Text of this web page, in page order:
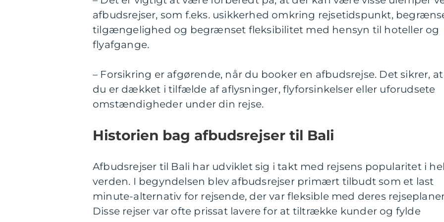
afbudsrejser, som f.eks. usikkerhed omkring rejsetidspunkt,
tilgængelighed og begrænset fleksibilitet med hensyn til hoteller og
flyafgange.
– Forsikring er afgørende, når du booker en afbudsrejse. Det sikrer, at
du er dækket i tilfælde af aflysninger, flyforsinkelser eller uforudsete
omstændigheder under din rejse.
Historien bag afbudsrejser til Bali
Afbudsrejser til Bali har udviklet sig i takt med rejsens popularitet i
verden. I begyndelsen blev afbudsrejser primært tilbudt som et last
minute-alternativ for rejsende, der var fleksible med deres
Disse rejser var ofte prissat lavere for at tiltrække kunder og fylde